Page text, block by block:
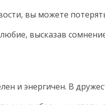
вы можете
высказав
и энергичен. В